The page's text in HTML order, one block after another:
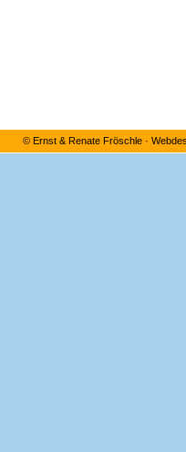
© Ernst & Renate Fröschle·